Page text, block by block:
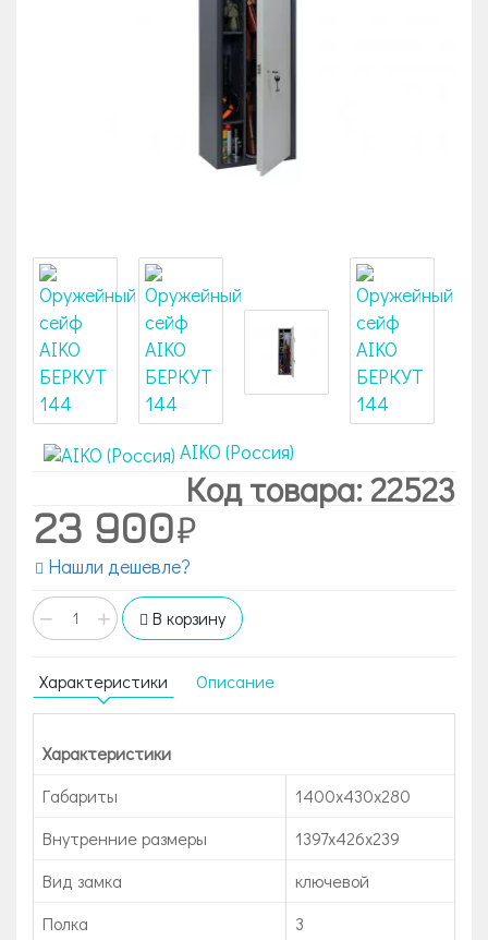
AIKO (Россия)
Код товара: 22523
23 900
Нашли дешевле?
− + В корзину
Характеристики Описание
Характеристики
Габариты
1400x430x280
Внутренние размеры
1397х426x239
Вид замка
ключевой
Полка
3